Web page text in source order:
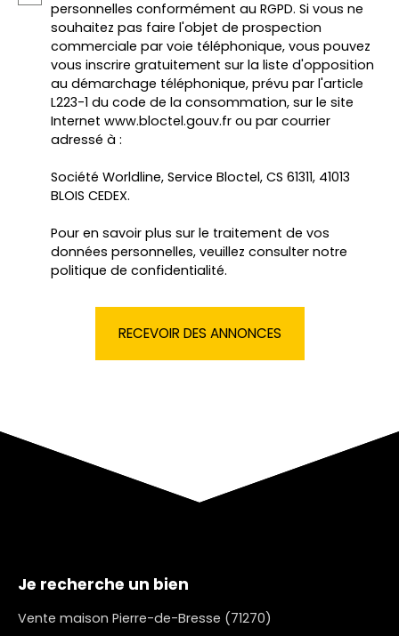
personnelles conformément au RGPD. Si vous ne
souhaitez pas faire l'objet de prospection
commerciale par voie téléphonique, vous pouvez
vous inscrire gratuitement sur la liste d'opposition
au démarchage téléphonique, prévu par l'article
L223-1 du code de la consommation, sur le site
Internet www.bloctel.gouv.fr ou par courrier
adressé à :
Société Worldline, Service Bloctel, CS 61311, 41013
BLOIS CEDEX.
Pour en savoir plus sur le traitement de vos
données personnelles, veuillez consulter notre
politique de confidentialité.
RECEVOIR DES ANNONCES
Je recherche un bien
Vente maison Pierre-de-Bresse (71270)